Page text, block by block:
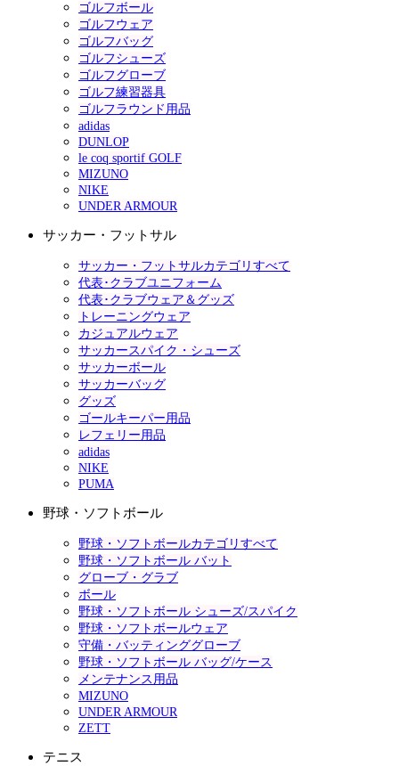
ゴルフボール
ゴルフウェア
ゴルフバッグ
ゴルフシューズ
ゴルフグローブ
ゴルフ練習器具
ゴルフラウンド用品
adidas
DUNLOP
le coq sportif GOLF
MIZUNO
NIKE
UNDER ARMOUR
サッカー・フットサル
サッカー・フットサルカテゴリすべて
代表･クラブユニフォーム
代表･クラブウェア＆グッズ
トレーニングウェア
カジュアルウェア
サッカースパイク・シューズ
サッカーボール
サッカーバッグ
グッズ
ゴールキーパー用品
レフェリー用品
adidas
NIKE
PUMA
野球・ソフトボール
野球・ソフトボールカテゴリすべて
野球・ソフトボール バット
グローブ・グラブ
ボール
野球・ソフトボール シューズ/スパイク
野球・ソフトボールウェア
守備・バッティンググローブ
野球・ソフトボール バッグ/ケース
メンテナンス用品
MIZUNO
UNDER ARMOUR
ZETT
テニス